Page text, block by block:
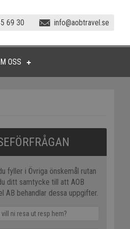
69 30 info@aobtravel.se
OSS
fyller i Övriga önskemål rutan
ditt samtycke till att AOB
AB behandlar dessa uppgifter.